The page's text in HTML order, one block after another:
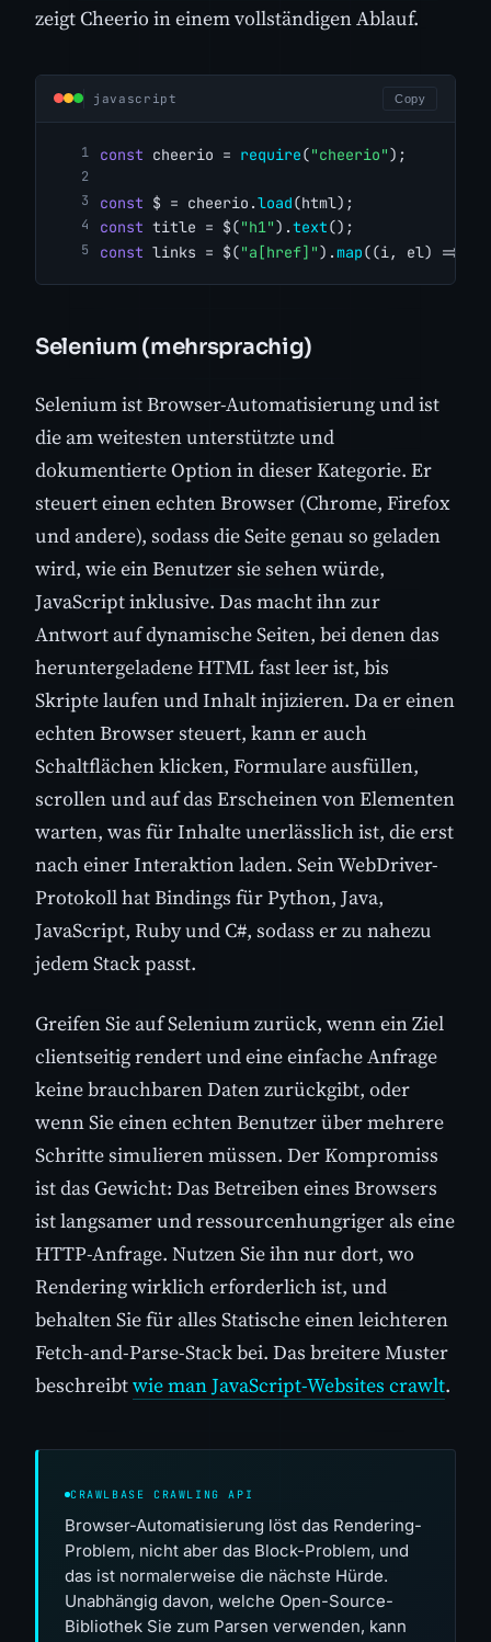
zeigt Cheerio in einem vollständigen Ablauf.
javascript Copy
const cheerio = require("cheerio");
const $ = cheerio.load(html);
const title = $("h1").text();
const links = $("a[href]").map((i, el) =>
Selenium (mehrsprachig)
Selenium ist Browser-Automatisierung und ist
die am weitesten unterstützte und
dokumentierte Option in dieser Kategorie. Er
steuert einen echten Browser (Chrome, Firefox
und andere), sodass die Seite genau so geladen
wird, wie ein Benutzer sie sehen würde,
JavaScript inklusive. Das macht ihn zur
Antwort auf dynamische Seiten, bei denen das
heruntergeladene HTML fast leer ist, bis
Skripte laufen und Inhalt injizieren. Da er einen
echten Browser steuert, kann er auch
Schaltflächen klicken, Formulare ausfüllen,
scrollen und auf das Erscheinen von Elementen
warten, was für Inhalte unerlässlich ist, die erst
nach einer Interaktion laden. Sein WebDriver-
Protokoll hat Bindings für Python, Java,
JavaScript, Ruby und C#, sodass er zu nahezu
jedem Stack passt.
Greifen Sie auf Selenium zurück, wenn ein Ziel
clientseitig rendert und eine einfache Anfrage
keine brauchbaren Daten zurückgibt, oder
wenn Sie einen echten Benutzer über mehrere
Schritte simulieren müssen. Der Kompromiss
ist das Gewicht: Das Betreiben eines Browsers
ist langsamer und ressourcenhungriger als eine
HTTP-Anfrage. Nutzen Sie ihn nur dort, wo
Rendering wirklich erforderlich ist, und
behalten Sie für alles Statische einen leichteren
Fetch-and-Parse-Stack bei. Das breitere Muster
beschreibtwie man JavaScript-Websites crawlt.
CRAWLBASE CRAWLING API
Browser-Automatisierung löst das Rendering-
Problem, nicht aber das Block-Problem, und
das ist normalerweise die nächste Hürde.
Unabhängig davon, welche Open-Source-
Bibliothek Sie zum Parsen verwenden, kann